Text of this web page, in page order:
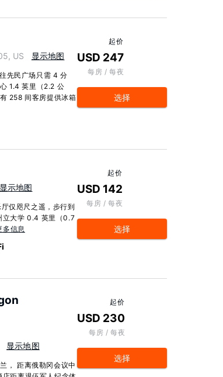
US 显示地图
先民广场只需 4 分
1.4 英里（2.2 公
258 间客房提供冰箱
起价
USD 247
每房 / 每夜
选择
显示地图
仅咫尺之遥，步行到
立大学 0.4 英里（0.7
多信息
起价
USD 142
每房 / 每夜
选择
显示地图
， 距离俄勒冈会议中
起价
USD 230
每房 / 每夜
选择